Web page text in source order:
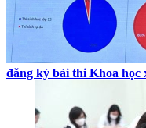
đăng ký bài thi Khoa